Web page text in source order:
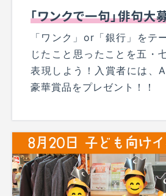
「ワンクで一句」俳句大
「ワンク」or「銀行」をテ
じたこと思ったことを五・
表現しよう！入賞者には、
豪華賞品をプレゼント！！